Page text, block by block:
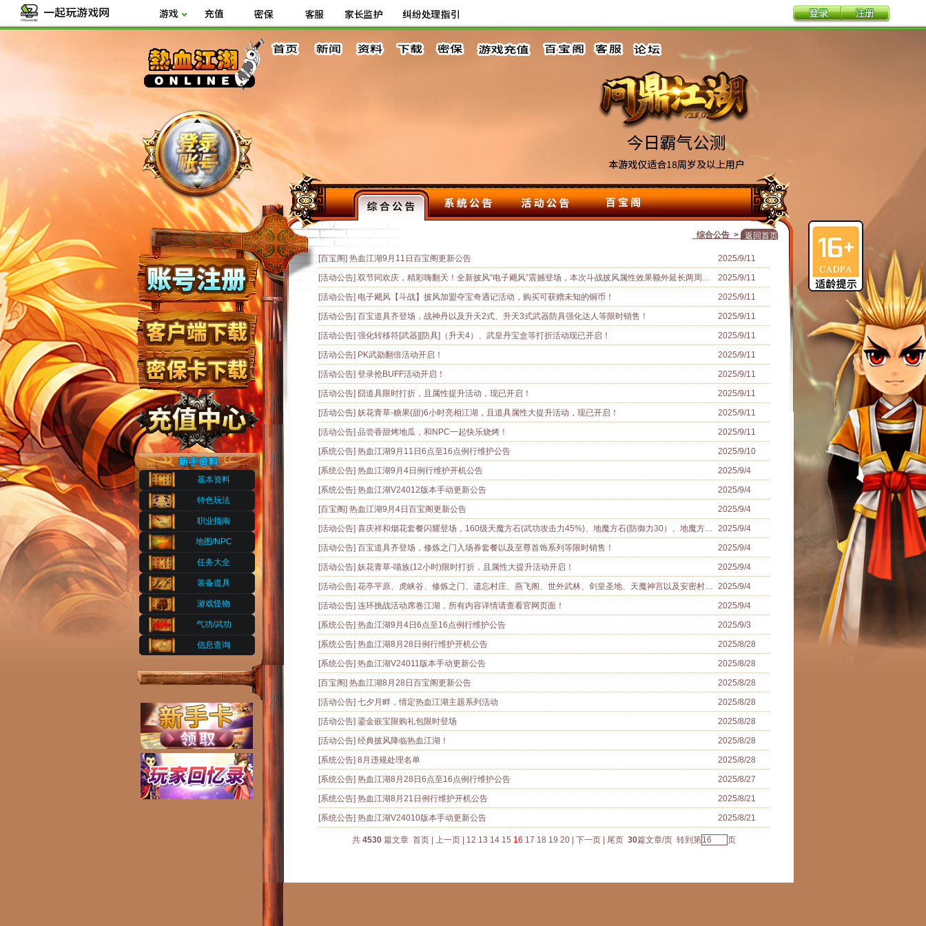
基本资料
特色玩法
职业指南
地图/NPC
任务大全
装备道具
游戏怪物
气功/武功
信息查询
返回首页
综合公告 >
[百宝阁] 热血江湖9月11日百宝阁更新公告
2025/9/11
[活动公告] 双节同欢庆，精彩嗨翻天！全新披风“电子飓风”震撼登场，本次斗战披风属性效果额外延长两周，效果时间大幅延长（持续五周），价格不变，助力大家在节日期间尽情享受游戏，将快乐拉满！
2025/9/11
[活动公告] 电子飓风【斗战】披风加盟夺宝奇遇记活动，购买可获赠未知的铜币！
2025/9/11
[活动公告] 百宝道具齐登场，战神丹以及升天2式、升天3式武器防具强化达人等限时销售！
2025/9/11
[活动公告] 强化转移符[武器][防具]（升天4）、武皇丹宝盒等打折活动现已开启！
2025/9/11
[活动公告] PK武勋翻倍活动开启！
2025/9/11
[活动公告] 登录抢BUFF活动开启！
2025/9/11
[活动公告] 囧道具限时打折，且属性提升活动，现已开启！
2025/9/11
[活动公告] 妖花青草-糖果(甜)6小时亮相江湖，且道具属性大提升活动，现已开启！
2025/9/11
[活动公告] 品尝香甜烤地瓜，和NPC一起快乐烧烤！
2025/9/11
[系统公告] 热血江湖9月11日6点至16点例行维护公告
2025/9/10
[系统公告] 热血江湖9月4日例行维护开机公告
2025/9/4
[系统公告] 热血江湖V24012版本手动更新公告
2025/9/4
[百宝阁] 热血江湖9月4日百宝阁更新公告
2025/9/4
[活动公告] 喜庆祥和烟花套餐闪耀登场，160级天魔方石(武功攻击力45%)、地魔方石(防御力30）、地魔方石(生命160)，所有套餐内容详情请查看官网页面！
2025/9/4
[活动公告] 百宝道具齐登场，修炼之门入场券套餐以及至尊首饰系列等限时销售！
2025/9/4
[活动公告] 妖花青草-喵族(12小时)限时打折，且属性大提升活动开启！
2025/9/4
[活动公告] 花亭平原、虎峡谷、修炼之门、遗忘村庄、燕飞阁、世外武林、剑皇圣地、天魔神宫以及安密村庄开启双倍经验活动！
2025/9/4
[活动公告] 连环挑战活动席卷江湖，所有内容详情请查看官网页面！
2025/9/4
[系统公告] 热血江湖9月4日6点至16点例行维护公告
2025/9/3
[系统公告] 热血江湖8月28日例行维护开机公告
2025/8/28
[系统公告] 热血江湖V24011版本手动更新公告
2025/8/28
[百宝阁] 热血江湖8月28日百宝阁更新公告
2025/8/28
[活动公告] 七夕月畔，情定热血江湖主题系列活动
2025/8/28
[活动公告] 鎏金嵌宝限购礼包限时登场
2025/8/28
[活动公告] 经典披风降临热血江湖！
2025/8/28
[系统公告] 8月违规处理名单
2025/8/28
[系统公告] 热血江湖8月28日6点至16点例行维护公告
2025/8/27
[系统公告] 热血江湖8月21日例行维护开机公告
2025/8/21
[系统公告] 热血江湖V24010版本手动更新公告 2025/8/21
共 4530 篇文章 首页 上一页 12 13 14 15 16 17 18 19 20 下一页 尾页 30篇文章/页 转到第 页